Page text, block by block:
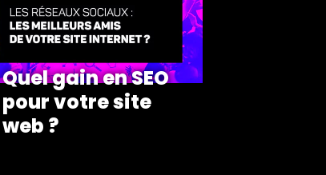
Quel gain en SEO
pour votre site
web ?